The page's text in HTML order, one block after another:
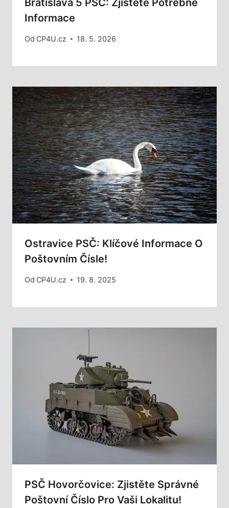
Bratislava 5 PSČ: Zjistěte Potřebné
Informace
Od CP4U.cz 18. 5. 2026
Ostravice PSČ: Klíčové Informace O
Poštovním Čísle!
Od CP4U.cz 19. 8. 2025
PSČ Hovorčovice: Zjistěte Správné
Poštovní Číslo Pro Vaši Lokalitu!